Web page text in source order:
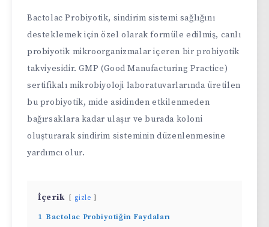
Bactolac Probiyotik, sindirim sistemi sağlığını
desteklemek için özel olarak formüle edilmiş, canlı
probiyotik mikroorganizmalar içeren bir probiyotik
takviyesidir. GMP (Good Manufacturing Practice)
sertifikalı mikrobiyoloji laboratuvarlarında üretilen
bu probiyotik, mide asidinden etkilenmeden
bağırsaklara kadar ulaşır ve burada koloni
oluşturarak sindirim sisteminin düzenlenmesine
yardımcı olur.
İçerik gizle
1 Bactolac Probiyotiğin Faydaları